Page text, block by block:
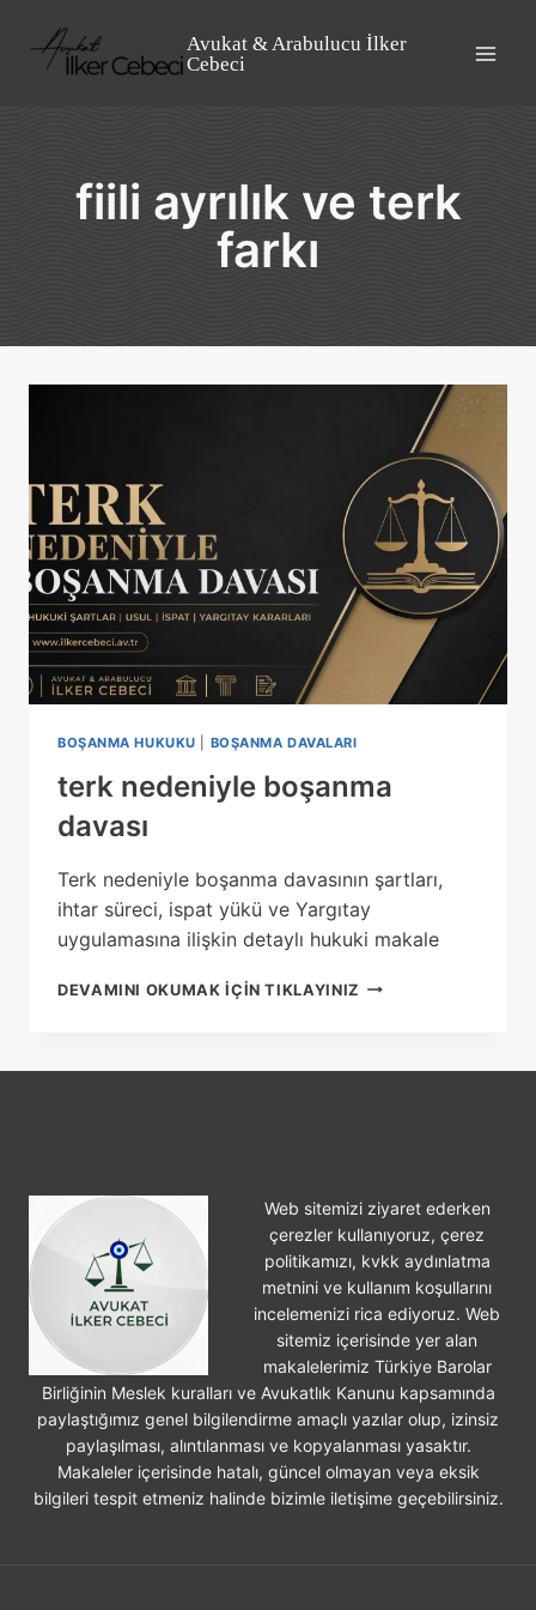
content
Avukat & Arabulucu İlker
Cebeci
fiili ayrılık ve terk
farkı
BOŞANMA HUKUKU BOŞANMA DAVALARI
terk nedeniyle boşanma
davası
Terk nedeniyle boşanma davasının şartları,
ihtar süreci, ispat yükü ve Yargıtay
uygulamasına ilişkin detaylı hukuki makale
DEVAMINI OKUMAK IÇIN TIKLAYINIZ TERK
Web sitemizi ziyaret ederken
çerezler kullanıyoruz, çerez
politikamızı, kvkk aydınlatma
metnini ve kullanım koşullarını
incelemenizi rica ediyoruz. Web
sitemiz içerisinde yer alan
makalelerimiz Türkiye Barolar
Birliğinin Meslek kuralları ve Avukatlık Kanunu kapsamında
paylaştığımız genel bilgilendirme amaçlı yazılar olup, izinsiz
paylaşılması, alıntılanması ve kopyalanması yasaktır.
Makaleler içerisinde hatalı, güncel olmayan veya eksik
bilgileri tespit etmeniz halinde bizimle iletişime geçebilirsiniz.